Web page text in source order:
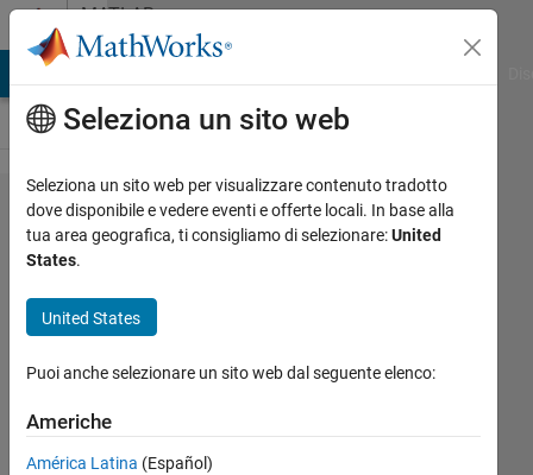
Vai al contenutoMATLAB
Answers
Calling
matlab
from
several
times
Seleziona un sito web
Seleziona un sito web per visualizzare contenuto tradotto
dove disponibile e vedere eventi e offerte locali. In base alla
tua area geografica, ti consigliamo di selezionare:United
States.
United States
Puoi anche selezionare un sito web dal seguente elenco:
Americhe
América Latina (Español)